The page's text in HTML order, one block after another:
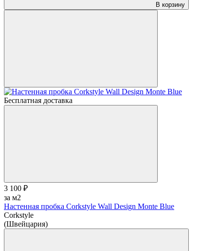
В корзину
Бесплатная доставка
3 100 ₽
за м2
Настенная пробка Corkstyle Wall Design Monte Blue
Corkstyle
(Швейцария)